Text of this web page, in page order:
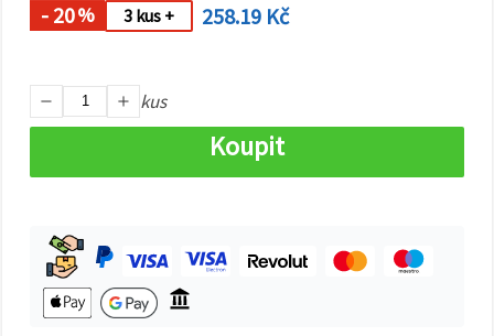
cookies a
"Uložit"
- 20% 3 kus + 258.19 Kč
kus
Koupit